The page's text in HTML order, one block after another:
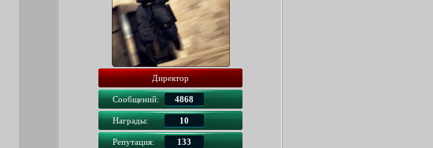
Директор
Сообщений: 4868
Награды: 10
Репутация: 133